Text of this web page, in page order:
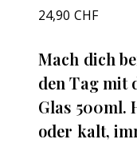
24,90 CHF
Mach dich
den Tag mit
Glas 500ml.
oder kalt,